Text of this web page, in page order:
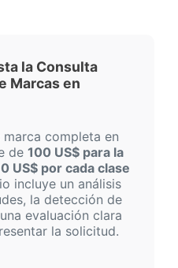
la Consulta
Marcas en
completa en
de 100 US$ para la
US$ por cada clase
incluye un análisis
la detección de
evaluación clara
la solicitud.